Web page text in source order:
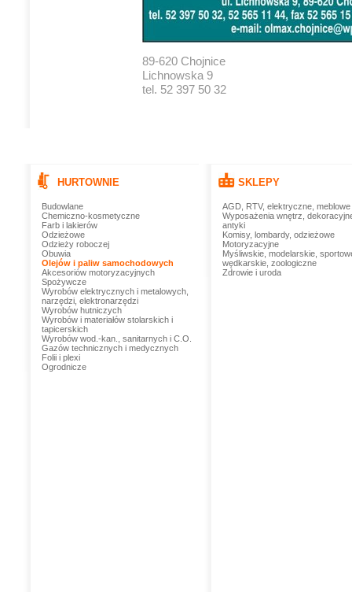
89-620 Chojnice
Lichnowska 9
tel. 52 397 50 32
HURTOWNIE
Budowlane
Chemiczno-kosmetyczne
Farb i lakierów
Odzieżowe
Odzieży roboczej
Obuwia
Olejów i paliw samochodowych
Akcesoriów motoryzacyjnych
Spożywcze
Wyrobów elektrycznych i metalowych,
narzędzi, elektronarzędzi
Wyrobów hutniczych
Wyrobów i materiałów stolarskich i
tapicerskich
Wyrobów wod.-kan., sanitarnych i C.O.
Gazów technicznych i medycznych
Folii i plexi
Ogrodnicze
SKLEPY
AGD, RTV, elektryczne, meblowe
Wyposażenia wnętrz,
antyki
Komisy, lombardy, odzieżowe
Motoryzacyjne
Myśliwskie, modelarskie,
wędkarskie, zoologiczne
Zdrowie i uroda